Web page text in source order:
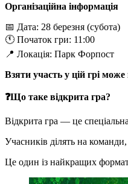
Організаційна інформація
📅 Дата: 28 березня (субота)
🕚 Початок гри: 11:00
📍 Локація: Парк Форпост
Взяти участь у цій грі
❓Що таке відкрита гра?
Відкрита гра — це спеціальна
Учасників ділять на команди,
Це один із найкращих